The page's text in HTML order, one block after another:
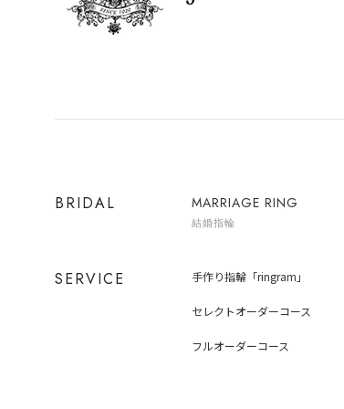
BRIDAL MARRIAGE RING
結婚指輪
SERVICE 手作り指輪「ringram」
セレクトオーダーコース
フルオーダーコース